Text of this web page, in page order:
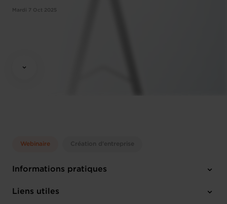
Mardi 7 Oct 2025
Webinaire Création d'entreprise
Informations pratiques
Mardi 7 Oct 2025
Liens utiles